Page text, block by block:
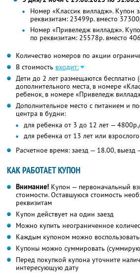
Номер «Классик вилладж». Купон
реквизитам: 23499р. вместо
Номер «Привеледж вилладж».
по реквизитам: 25578р. вместо
Количество номеров по акции
В стоимость входит:
Дети до 2 лет размещаются бесплатно
дополнительного места, в номере
ребенок, в номере «Привеледж
Дополнительное место с питанием и
центра в будни:
для ребенка от 3 до 12 лет —
для ребенка от 13 лет или
Расчетное время: заезд — 18.00, выезд
КАК РАБОТАЕТ КУПОН
Внимание! Купон — первоначальный
стоимости. Оставшуюся стоимость
реквизитам
Купон действует на один заезд
Можно купить неограниченное
Каждым купоном можно
Купоны можно суммировать
Перед покупкой купона уточните
интересующую дату